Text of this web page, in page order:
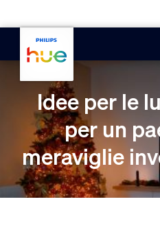
Idee per le
per un
meraviglie